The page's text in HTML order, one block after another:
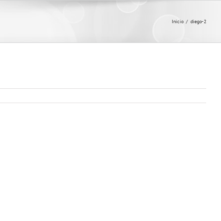
Inicio / diego-2